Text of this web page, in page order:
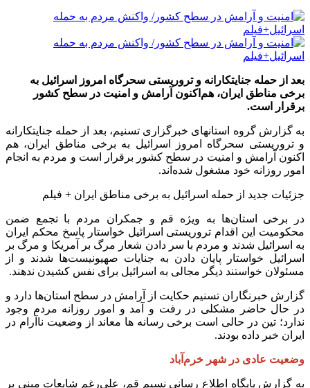
بعد از حمله جنایتکارانه و تروریستی سحرگاه امروز اسرائیل به
برخی مناطق ایران، هم‌اکنون آرامش و امنیت در سطح کشور
برقرار است.
به گزارش گروه استانهای خبرگزاری تسنیم، بعد از حمله جنایتکارانه
و تروریستی سحرگاه امروز اسرائیل به برخی مناطق ایران، هم
اکنون آرامش و امنیت در سطح کشور برقرار است و مردم به انجام
امور روزانه خود مشغول شده‌اند.
جزئیات جدید از حمله اسرائیل به برخی مناطق ایران + فیلم
در برخی استان‌ها به ویژه قم و جمکران مردم با تجمع ضمن
محکومیت این اقدام تروریستی اسرائیل خواستار پاسخ محکم ایران
به اسرائیل شدند و مردم با سر دادن شعار مرگ بر آمریکا و مرگ بر
اسرائیل خواستار پایان دادن به جنایات صهیونیست‌ها شدند و از
مسئولان خواستند دیگر مجالی به اسرائیل برای نفس کشیدن ندهند.
گزارش خبرنگاران تسنیم حکایت از آرامش در سطح استان‌ها دارد و
در حال حاضر مشکلی در رفت و آمد و امور روزانه مردم وجود
ندارد؛ تین در حالی است برخی رسانه ها معاند از وضعیت ناآرام در
ایران خبر داده بودند.
وضعیت عادی در شهر خرم‌آباد
به گزارش پایگاه اطلاع رسانی نسیم قم، علی‌رغم‌ شایعات مبنی بر